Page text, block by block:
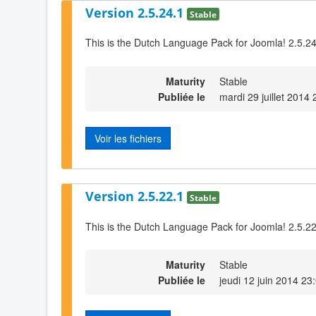
Version 2.5.24.1 Stable
This is the Dutch Language Pack for Joomla! 2.5.24
Maturity
Stable
Publiée le
mardi 29 juillet 2014
Voir les fichiers
Version 2.5.22.1 Stable
This is the Dutch Language Pack for Joomla! 2.5.22
Maturity
Stable
Publiée le
jeudi 12 juin 2014